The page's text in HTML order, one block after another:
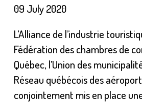
09 July 2020
L’Alliance de l’industrie
Fédération des chambres de
Québec, l’Union des
Réseau québécois des
conjointement mis en place